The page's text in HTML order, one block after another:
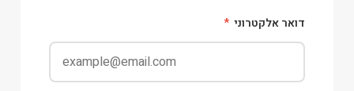
דואר אלקטרוני *